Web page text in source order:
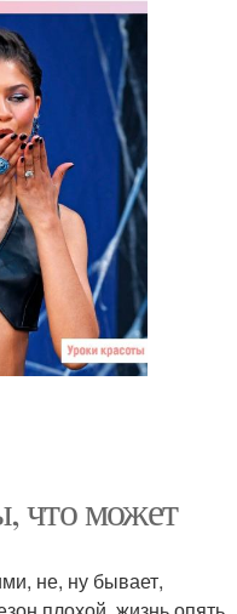
что может
не, ну бывает,